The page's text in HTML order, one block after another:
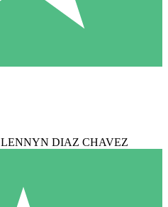
LENNYN DIAZ CHAVEZ